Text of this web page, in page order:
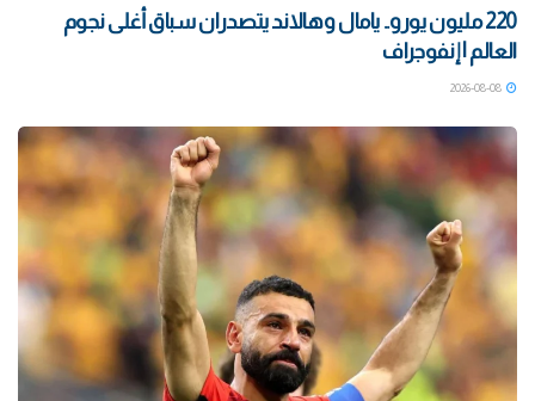
220 مليون يورو.. يامال وهالاند يتصدران سباق أغلى نجوم
العالم | إنفوجراف